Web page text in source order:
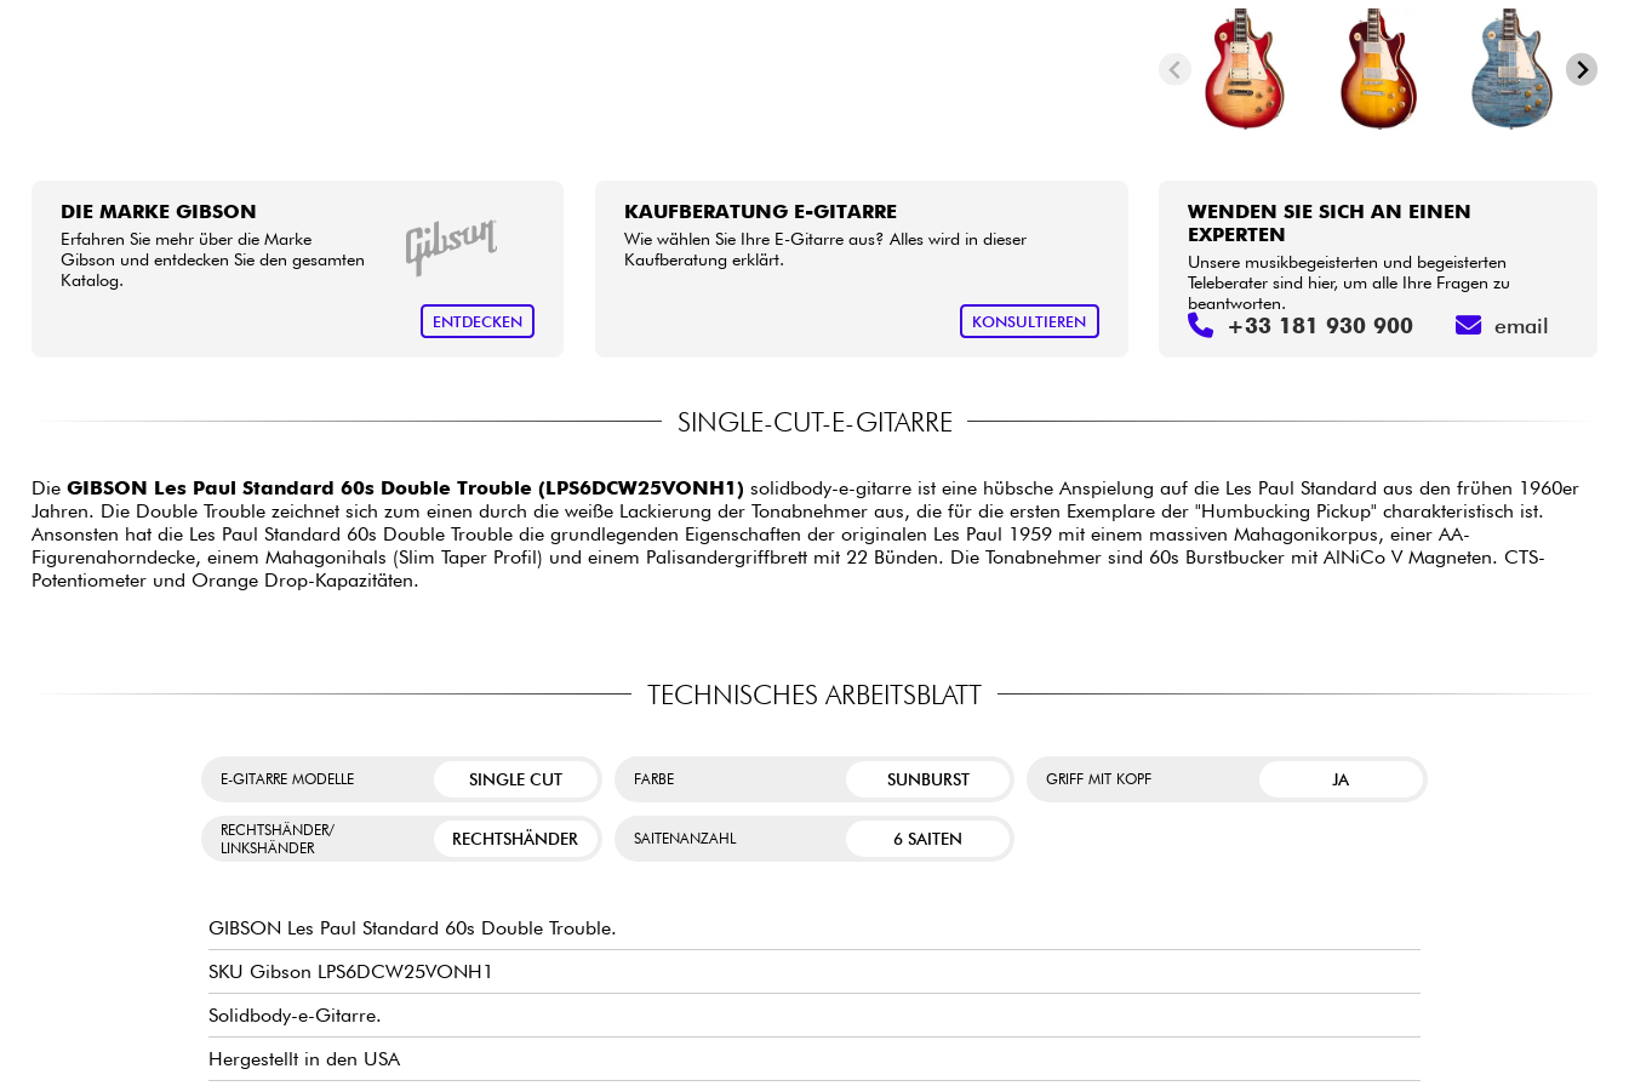
DIE MARKE GIBSON
Erfahren Sie mehr über die Marke
Gibson und entdecken Sie den gesamten
Katalog.
ENTDECKEN
KAUFBERATUNG E-GITARRE
Wie wählen Sie Ihre E-Gitarre aus? Alles wird in dieser
Kaufberatung erklärt.
KONSULTIEREN
WENDEN SIE SICH AN EINEN
EXPERTEN
Unsere musikbegeisterten und begeisterten
Teleberater sind hier, um alle Ihre Fragen zu
beantworten.
+33 181 930 900 email
SINGLE-CUT-E-GITARRE
Die GIBSON Les Paul Standard 60s Double Trouble (LPS6DCW25VONH1) solidbody-e-gitarre ist eine hübsche Anspielung auf die Les Paul Standard aus den frühen 1960er
Jahren. Die Double Trouble zeichnet sich zum einen durch die weiße Lackierung der Tonabnehmer aus, die für die ersten Exemplare der "Humbucking Pickup" charakteristisch ist.
Ansonsten hat die Les Paul Standard 60s Double Trouble die grundlegenden Eigenschaften der originalen Les Paul 1959 mit einem massiven Mahagonikorpus, einer AA-
Figurenahorndecke, einem Mahagonihals (Slim Taper Profil) und einem Palisandergriffbrett mit 22 Bünden. Die Tonabnehmer sind 60s Burstbucker mit AlNiCo V Magneten. CTS-
Potentiometer und Orange Drop-Kapazitäten.
TECHNISCHES ARBEITSBLATT
E-GITARRE MODELLE SINGLE CUT FARBE SUNBURST GRIFF MIT KOPF JA
RECHTSHÄNDER/
LINKSHÄNDER
RECHTSHÄNDER SAITENANZAHL 6 SAITEN
GIBSON Les Paul Standard 60s Double Trouble.
SKU Gibson LPS6DCW25VONH1
Solidbody-e-Gitarre.
Hergestellt in den USA